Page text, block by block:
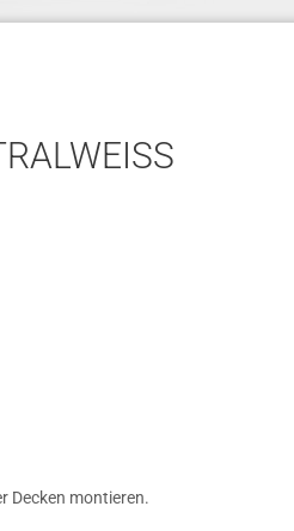
Decken montieren.